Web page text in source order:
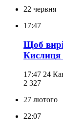
22 червня
17:47
Щоб
Кислиця
17:47 24
2 327
27 лютого
22:07